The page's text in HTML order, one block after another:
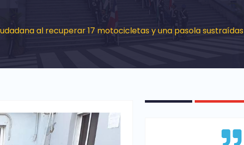
al recuperar 17 motocicletas y una pasola sustraídas